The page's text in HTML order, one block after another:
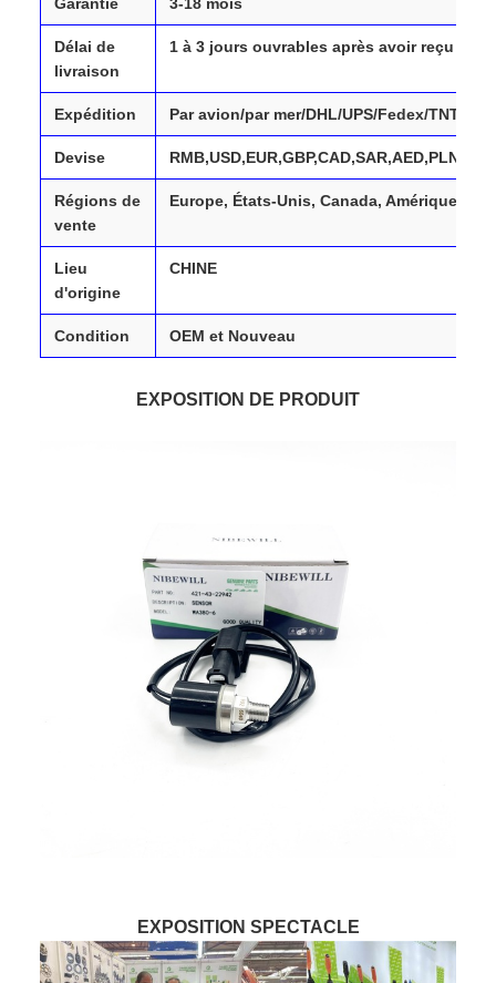
Délai de
livraison
1 à 3 jours ouvrables après avoir reçu
Expédition Par avion/par mer/DHL/UPS/Fedex/TNT/
Devise
Régions de
vente
Europe, États-Unis, Canada, Amérique du
Lieu
d'origine
CHINE
Condition OEM et Nouveau
EXPOSITION DE PRODUIT
EXPOSITION SPECTACLE